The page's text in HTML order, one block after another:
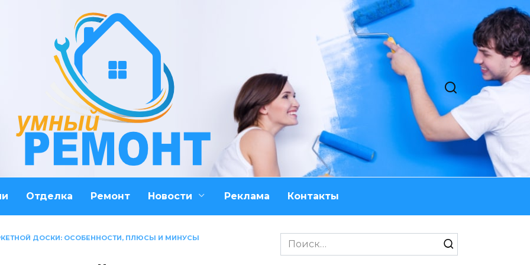
Отделка Ремонт Новости Реклама Контакты
ДОСКИ: ОСОБЕННОСТИ, ПЛЮСЫ И МИНУСЫ
Search
for: